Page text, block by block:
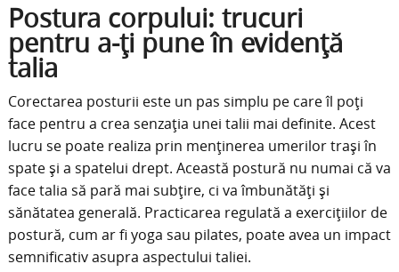
Postura corpului: trucuri
pentru a-ți pune în evidență
talia
Corectarea posturii este un pas simplu pe care îl poți
face pentru a crea senzația unei talii mai definite. Acest
lucru se poate realiza prin menținerea umerilor trași în
spate și a spatelui drept. Această postură nu numai că va
face talia să pară mai subțire, ci va îmbunătăți și
sănătatea generală. Practicarea regulată a exercițiilor de
postură, cum ar fi yoga sau pilates, poate avea un impact
semnificativ asupra aspectului taliei.